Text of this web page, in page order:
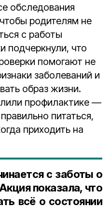
обследования
родителям не
с работы
подчеркнули, что
помогают не
заболеваний и
образ жизни.
профилактике —
питаться,
приходить на
с заботы о
показала, что
всё о состоянии